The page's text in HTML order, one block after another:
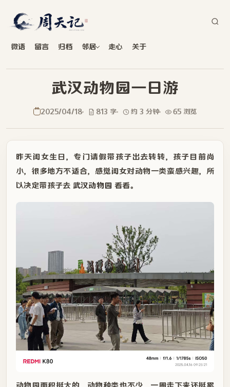
微语 留言 归档 邻居 走心 关于
武汉动物园一日游
2025/04/18 813 字 约 3 分钟 65 浏览
昨天闺女生日，专门请假带孩子出去转转，孩子目前尚
小，很多地方不适合，感觉闺女对动物一类蛮感兴趣，所
以决定带孩子去 武汉动物园看看。
动物园面积挺大的，动物种类也不少，一圈走下来还挺累